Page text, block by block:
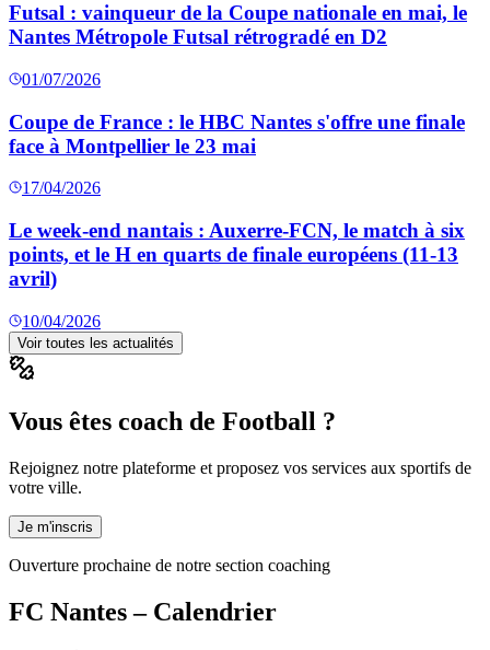
Futsal : vainqueur de la Coupe nationale en mai, le
Nantes Métropole Futsal rétrogradé en D2
01/07/2026
Coupe de France : le HBC Nantes s'offre une finale
face à Montpellier le 23 mai
17/04/2026
Le week-end nantais : Auxerre-FCN, le match à six
points, et le H en quarts de finale européens (11-13
avril)
10/04/2026
Voir toutes les actualités
Vous êtes coach de Football ?
Rejoignez notre plateforme et proposez vos services aux sportifs de
votre ville.
Je m'inscris
Ouverture prochaine de notre section coaching
FC Nantes– Calendrier